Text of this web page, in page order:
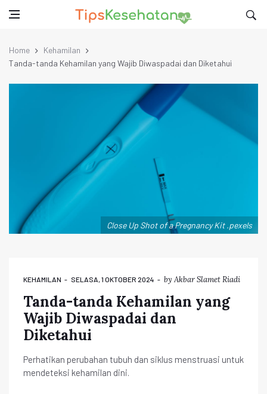
Home
Kehamilan
Tanda-tanda Kehamilan yang Wajib Diwaspadai dan Diketahui
Close Up Shot of a Pregnancy Kit .pexels
KEHAMILAN SELASA, 1 OKTOBER 2024 by Akbar Slamet Riadi
Tanda-tanda Kehamilan yang
Wajib Diwaspadai dan
Diketahui
Perhatikan perubahan tubuh dan siklus menstruasi untuk
mendeteksi kehamilan dini.